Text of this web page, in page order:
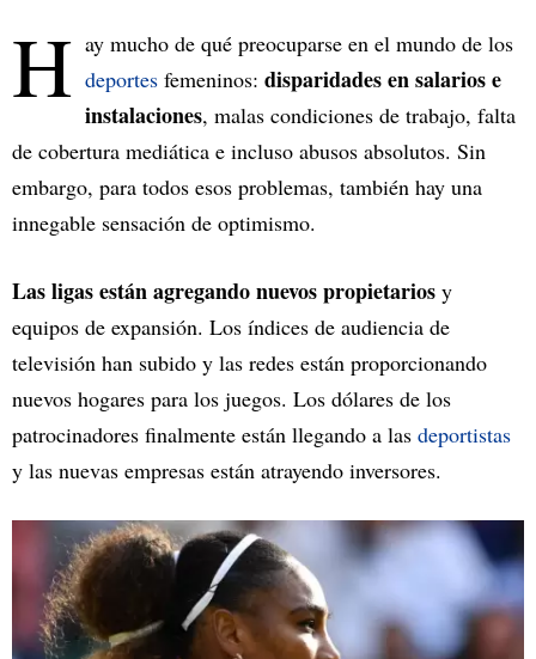
H ay mucho de qué preocuparse en el mundo de los
deportes femeninos: disparidades en salarios e
instalaciones, malas condiciones de trabajo, falta
de cobertura mediática e incluso abusos absolutos. Sin
embargo, para todos esos problemas, también hay una
innegable sensación de optimismo.
Las ligas están agregando nuevos propietarios y
equipos de expansión. Los índices de audiencia de
televisión han subido y las redes están proporcionando
nuevos hogares para los juegos. Los dólares de los
patrocinadores finalmente están llegando a las deportistas
y las nuevas empresas están atrayendo inversores.